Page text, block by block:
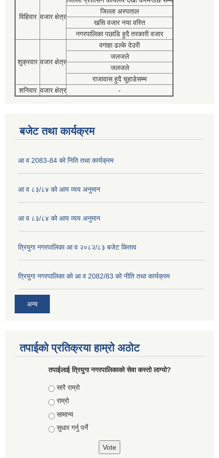
विहिवार वजार क्षेत्र
जिल्ला अस्पताल
खसि वजार नया वस्ति
नगरपालिका पछाडि हुदै तरकारी वजार
शुक्रवार वजार क्षेत्र
वगाहा ढल्के देउरी
जलजले
जलजले
राजावास हुदै चुहाडेसम्म
शनिवार वजार क्षेत्र -
बजेट तथा कार्यक्रम
आ व 2083-84 को निति तथा कार्यक्रम
आ व ८३/८४ को आय व्यय अनुमान
आ व ८३/८४ को आय व्यय अनुमान
त्रियुगा नगरपालिका आ व २०८२/८३ बजेट किताव
त्रियुगा नगरपालिका को आ व 2082/83 को नीति तथा कार्यक्रम
अन्य
तपाईको प्रतिक्रया हाम्रो अठोट
तपाईलाई त्रियुगा नगरपालिकाको सेवा कस्तो लाग्यो?
Choices
सारै राम्रो
राम्रो
सामान्य
सुधार गर्नु पर्ने